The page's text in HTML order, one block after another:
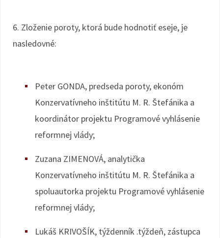
6. Zloženie poroty, ktorá bude hodnotiť eseje, je
nasledovné:
Peter GONDA, predseda poroty, ekonóm
Konzervatívneho inštitútu M. R. Štefánika a
koordinátor projektu Programové vyhlásenie
reformnej vlády;
Zuzana ZIMENOVÁ, analytička
Konzervatívneho inštitútu M. R. Štefánika a
spoluautorka projektu Programové vyhlásenie
reformnej vlády;
Lukáš KRIVOŠÍK, týždenník .týždeň, zástupca